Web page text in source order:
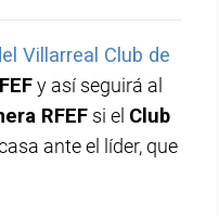
Villarreal Club de
y así seguirá al
RFEF si el Club
ante el líder, que